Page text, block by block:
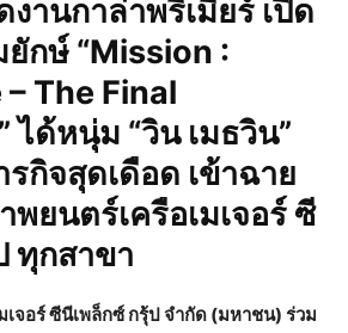
านกาล่าพรีเมียร์ เปิด
กษ์ “Mission :
The Final
ได้หนุ่ม “วิน เมธวิน”
กิจสุดเดือด เข้าฉาย
พยนตร์เครือเมเจอร์ ซี
ทุกสาขา
เจอร์ ซีนีเพล็กซ์ กรุ้ป จำกัด (มหาชน) ร่วม